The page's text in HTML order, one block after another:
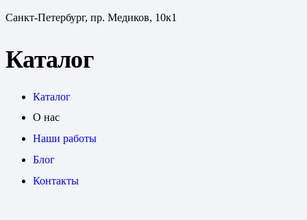
Санкт-Петербург, пр. Медиков, 10к1
Каталог
Каталог
О нас
Наши работы
Блог
Контакты